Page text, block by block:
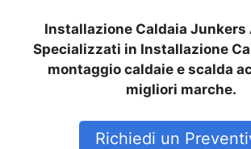
Installazione Caldaia Junkers
Specializzati in Installazione
montaggio caldaie e scalda
migliori marche.
Richiedi un